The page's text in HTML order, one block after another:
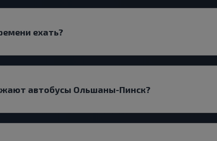
ехать?
автобусы Ольшаны-Пинск?